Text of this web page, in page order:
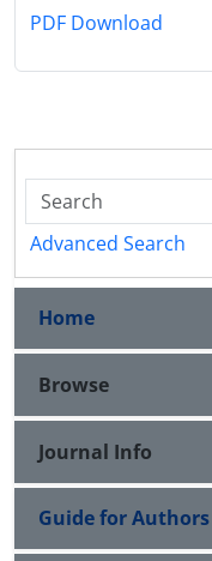
PDF Download
Advanced Search
Home
Browse
Journal Info
Guide for Authors